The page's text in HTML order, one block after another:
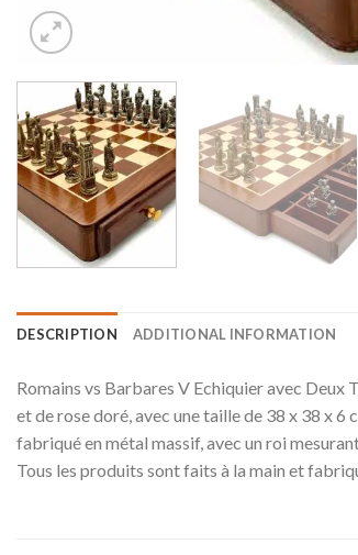
DESCRIPTION ADDITIONAL INFORMATION
Romains vs Barbares V Echiquier avec Deux
et de rose doré, avec une taille de 38 x 38 x 6
fabriqué en métal massif, avec un roi
Tous les produits sont faits à la main et